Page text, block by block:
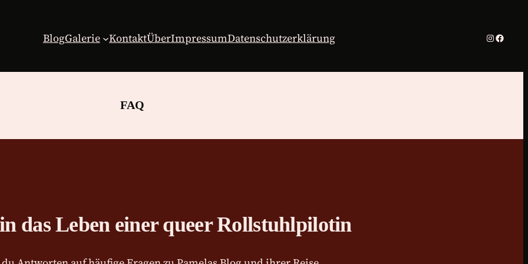
BlogGalerie KontaktÜberImpressumDatenschutzerklärung
FAQ
das Leben einer queer Rollstuhlpilotin